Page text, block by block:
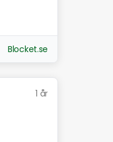
Blocket.se
1 år